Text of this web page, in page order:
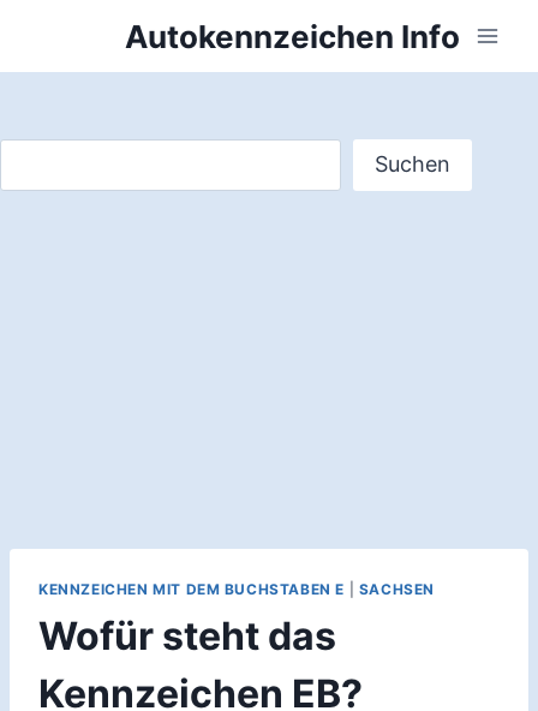
springen
Autokennzeichen Info
Suchen
KENNZEICHEN MIT DEM BUCHSTABEN E SACHSEN
Wofür steht das
Kennzeichen EB?